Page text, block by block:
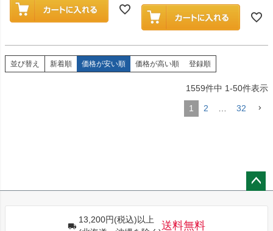
並び替え 新着順 価格が安い順 価格が高い順 登録順
1559件中 1-50件表示
1 2 32
13,200円(税込)以上
送料無料